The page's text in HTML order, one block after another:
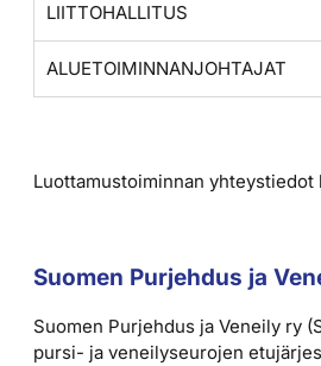
LIITTOHALLITUS
ALUETOIMINNANJOHTAJAT
Luottamustoiminnan yhteystiedot
Suomen Purjehdus ja
Suomen Purjehdus ja Veneily ry
pursi- ja veneilyseurojen